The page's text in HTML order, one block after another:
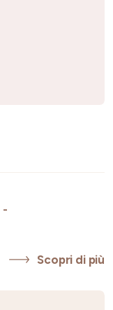
-
Scopri di più